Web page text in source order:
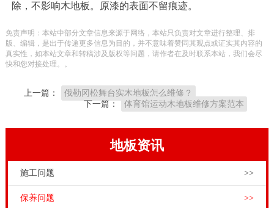
除，不影响木地板。原漆的表面不留痕迹。
免责声明：本站中部分文章信息来源于网络，本站只负责对文章进行整理、排
版、编辑，是出于传递更多信息为目的，并不意味着赞同其观点或证实其内容的
真实性，如本站文章和转稿涉及版权等问题，请作者在及时联系本站，我们会尽
快和您对接处理。。
上一篇：
俄勒冈松舞台实木地板怎么维修？
下一篇：
体育馆运动木地板维修方案范本
地板资讯
施工问题 >>
保养问题 >>